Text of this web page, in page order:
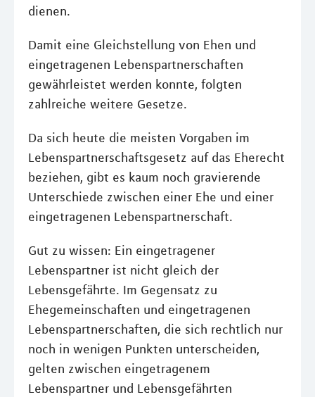
dienen.
Damit eine Gleichstellung von Ehen und
eingetragenen Lebenspartnerschaften
gewährleistet werden konnte, folgten
zahlreiche weitere Gesetze.
Da sich heute die meisten Vorgaben im
Lebenspartnerschaftsgesetz auf das Eherecht
beziehen, gibt es kaum noch gravierende
Unterschiede zwischen einer Ehe und einer
eingetragenen Lebenspartnerschaft.
Gut zu wissen: Ein eingetragener
Lebenspartner ist nicht gleich der
Lebensgefährte. Im Gegensatz zu
Ehegemeinschaften und eingetragenen
Lebenspartnerschaften, die sich rechtlich nur
noch in wenigen Punkten unterscheiden,
gelten zwischen eingetragenem
Lebenspartner und Lebensgefährten